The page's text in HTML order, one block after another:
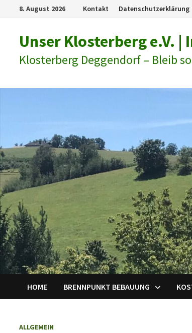
springen
8. August 2026 Kontakt Datenschutzerklärung
Unser Klosterberg e.V.
Klosterberg Deggendorf – Bleib
HOME BRENNPUNKT BEBAUUNG
ALLGEMEIN